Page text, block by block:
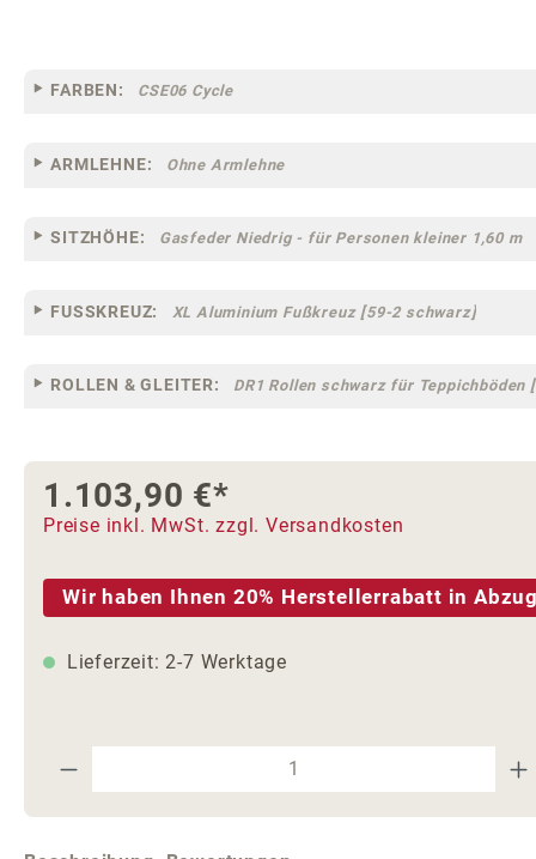
FARBEN: CSE06 Cycle
ARMLEHNE: Ohne Armlehne
SITZHÖHE: Gasfeder Niedrig - für Personen kleiner 1,60 m
FUSSKREUZ: XL Aluminium Fußkreuz [59-2 schwarz]
ROLLEN & GLEITER: DR1 Rollen schwarz für Teppichböden
1.103,90 €*
Preise inkl. MwSt. zzgl. Versandkosten
Wir haben Ihnen 20% Herstellerrabatt in
Lieferzeit: 2-7 Werktage
Produkt Anzahl: Gib den